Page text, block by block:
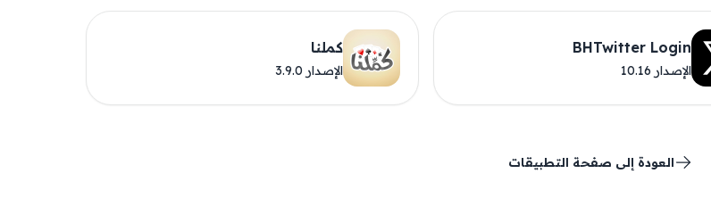
BHTwitter Login
الإصدار 10.16
كملنا
الإصدار 3.9.0
العودة إلى صفحة التطبيقات